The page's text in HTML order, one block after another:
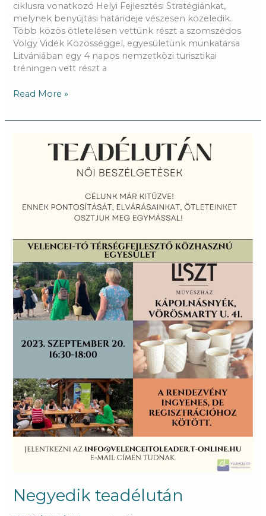
ciklusra vonatkozó Helyi Fejlesztési Stratégiánkat,
melynek benyújtási határideje vészesen közeledik.
Több közös ötletelésen vettünk részt a szomszédos
Völgy Vidék Közösséggel, egyesületünk munkatársa
Litvániában egy 4 napos nemzetközi turisztikai
tréningen vett részt a
Read More »
Negyedik teadélután